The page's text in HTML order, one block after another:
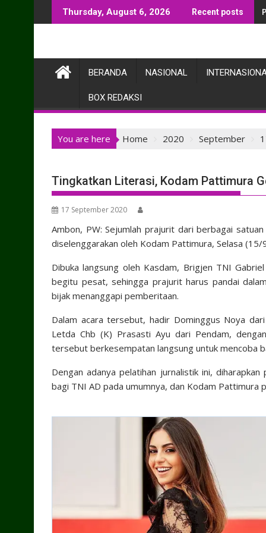
to
Thursday, August 6, 2026 Recent posts
BERANDA NASIONAL
BOX REDAKSI
You are here Home 2020 September
Tingkatkan Literasi, Kodam Pattimura
17 September 2020
Ambon, PW: Sejumlah prajurit dari berbagai
diselenggarakan oleh Kodam Pattimura, Selasa
Dibuka langsung oleh Kasdam, Brigjen TNI
begitu pesat, sehingga prajurit harus pandai
bijak menanggapi pemberitaan.
Dalam acara tersebut, hadir Dominggus Noya
Letda Chb (K) Prasasti Ayu dari Pendam,
tersebut berkesempatan langsung untuk mencoba
Dengan adanya pelatihan jurnalistik ini,
bagi TNI AD pada umumnya, dan Kodam Pattimura